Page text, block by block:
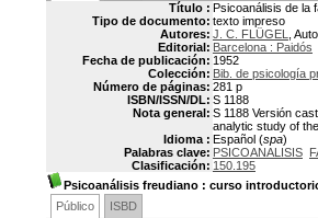
Título : Psicoanálisis de la
Tipo de documento: texto impreso
Autores: J. C. FLÜGEL
,
Editorial: Barcelona : Paidós
Fecha de publicación: 1952
Colección: Bib. de psicología
Número de páginas: 281 p
ISBN/ISSN/DL: S 1188
Nota general: S 1188 Versión
analytic study of
Idioma : Español (spa)
Palabras clave: PSICOANALISIS
Clasificación: 150.195
Psicoanálisis freudiano : curso
Público
ISBD